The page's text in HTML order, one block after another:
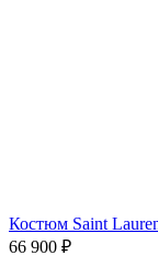
Костюм Saint
66 900 ₽